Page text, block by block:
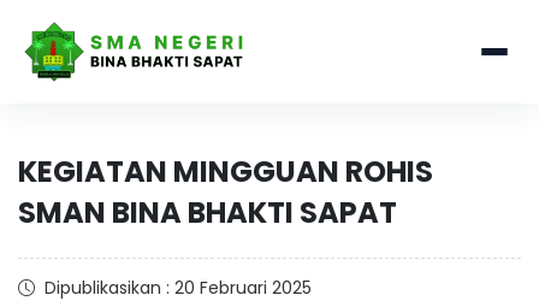
KEGIATAN MINGGUAN ROHIS
SMAN BINA BHAKTI SAPAT
Dipublikasikan : 20 Februari 2025